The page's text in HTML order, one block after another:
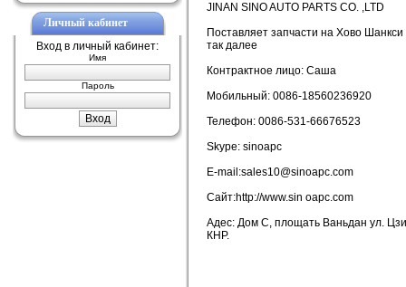
Личный кабинет
Вход в личный кабинет:
Имя
Пароль
JINAN SINO AUTO PARTS CO. ,LTD
Поставляет запчасти на Хово
так далее
Контрактное лицо: Саша
Мобильный: 0086-18560236920
Телефон: 0086-531-66676523
Skype: sinoapc
E-mail:sales10@sinoapc.com
Сайт:http://www.sin oapc.com
Адес: Дом C, площать Ваньдан ул.
КНР.